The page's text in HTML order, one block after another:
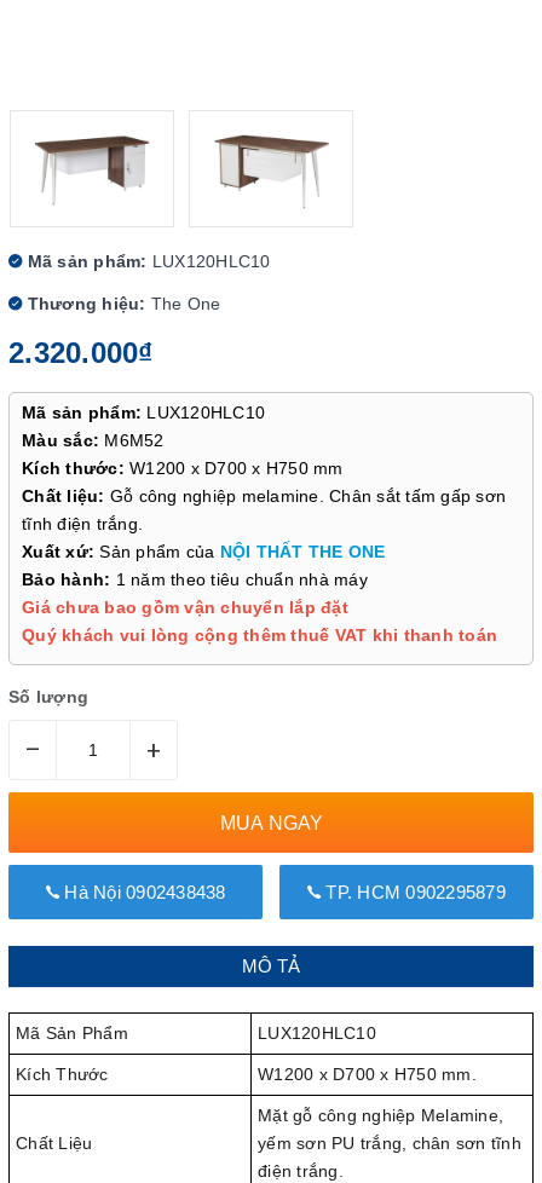
Mã sản phẩm: LUX120HLC10
Thương hiệu: The One
2.320.000₫
Mã sản phẩm: LUX120HLC10
Màu sắc: M6M52
Kích thước: W1200 x D700 x H750 mm
Chất liệu: Gỗ công nghiệp melamine. Chân sắt tấm gấp sơn
tĩnh điện trắng.
Xuất xứ: Sản phẩm của NỘI THẤT THE ONE
Bảo hành: 1 năm theo tiêu chuẩn nhà máy
Giá chưa bao gồm vận chuyển lắp đặt
Quý khách vui lòng cộng thêm thuế VAT khi thanh toán
Số lượng
– +
MUA NGAY
Hà Nội 0902438438 TP. HCM 0902295879
MÔ TẢ
Mã Sản Phẩm LUX120HLC10
Kích Thước W1200 x D700 x H750 mm.
Chất Liệu
Mặt gỗ công nghiệp Melamine,
yếm sơn PU trắng, chân sơn tĩnh
điện trắng.